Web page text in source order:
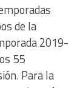
de la
2019-
55
Para la